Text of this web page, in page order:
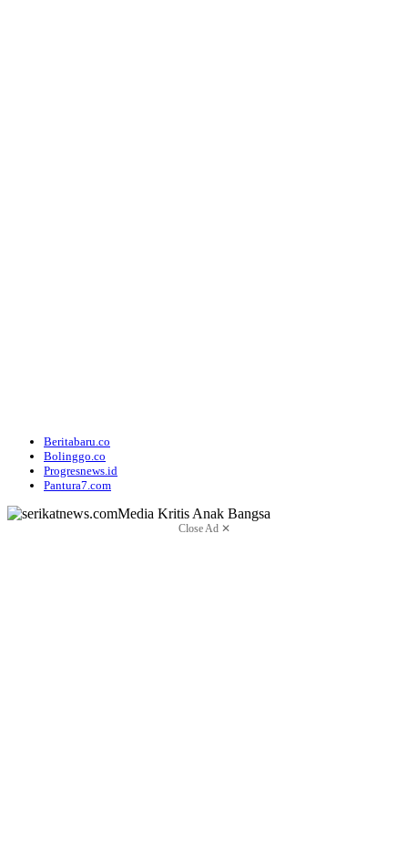
Beritabaru.co
Bolinggo.co
Progresnews.id
Pantura7.com
Close Ad ✕